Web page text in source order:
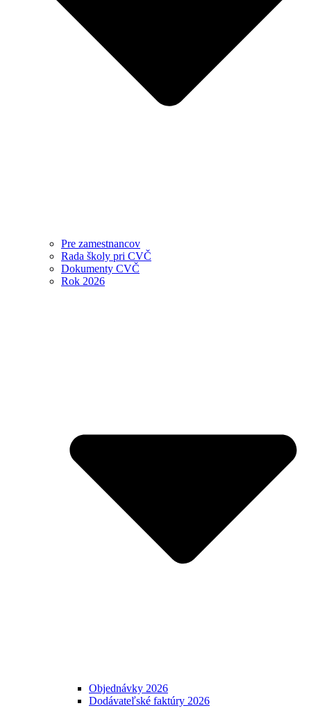
Pre zamestnancov
Rada školy pri CVČ
Dokumenty CVČ
Rok 2026
Objednávky 2026
Dodávateľské faktúry 2026